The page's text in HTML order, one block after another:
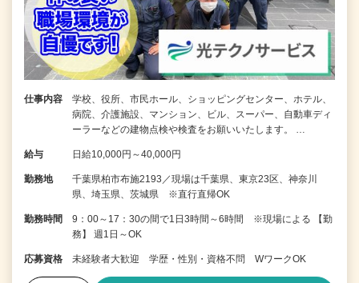
仕事内容
学校、役所、市民ホール、ショッピングセンター、ホテル、
病院、介護施設、マンション、ビル、スーパー、自動車ディ
ーラーなどの建物点検や検査をお願いいたします。 …
給与 日給10,000円～40,000円
勤務地
千葉県柏市布施2193／現場は千葉県、東京23区、神奈川
県、埼玉県、茨城県 ※直行直帰OK
勤務時間
9：00～17：30の間で1日3時間～6時間 ※現場による 【勤
務】 週1日～OK
応募資格 未経験者大歓迎 学歴・性別・資格不問 WワークOK